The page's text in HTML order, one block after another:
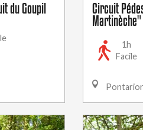
du Goupil
Circuit
Martinèche"
1h
Facile